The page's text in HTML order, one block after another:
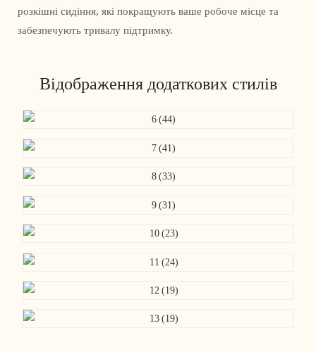
розкішні сидіння, які покращують ваше робоче місце та
забезпечують тривалу підтримку.
Відображення додаткових стилів